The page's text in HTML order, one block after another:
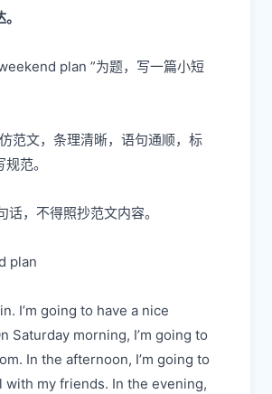
plan ”为题，写一篇小短
范文，条理清晰，语句通顺，标
范。
话，不得照抄范文内容。
plan
I’m going to have a nice
Saturday morning, I’m going to
In the afternoon, I’m going to
with my friends. In the evening,